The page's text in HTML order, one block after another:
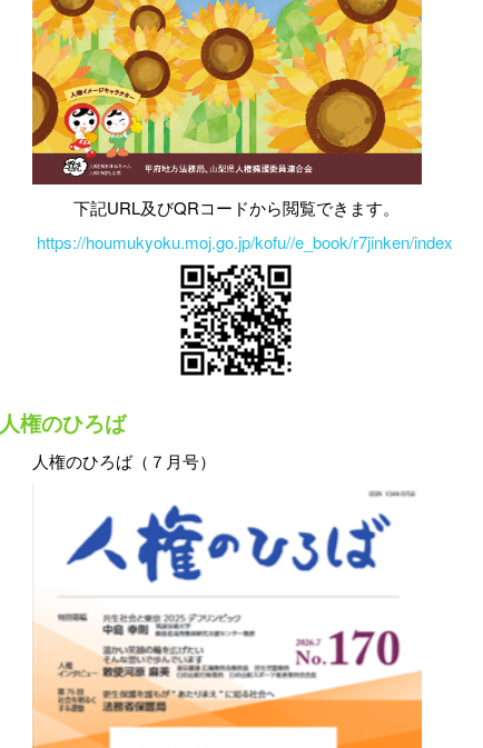
下記URL及びQRコードから閲覧できます。
https://houmukyoku.moj.go.jp/kofu//e_book/r7jinken/index
人権のひろば
人権のひろば（７月号）